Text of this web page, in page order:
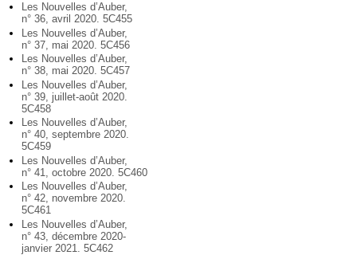
Les Nouvelles d’Auber,
n° 36, avril 2020. 5C455
Les Nouvelles d’Auber,
n° 37, mai 2020. 5C456
Les Nouvelles d’Auber,
n° 38, mai 2020. 5C457
Les Nouvelles d’Auber,
n° 39, juillet-août 2020.
5C458
Les Nouvelles d’Auber,
n° 40, septembre 2020.
5C459
Les Nouvelles d’Auber,
n° 41, octobre 2020. 5C460
Les Nouvelles d’Auber,
n° 42, novembre 2020.
5C461
Les Nouvelles d’Auber,
n° 43, décembre 2020-
janvier 2021. 5C462